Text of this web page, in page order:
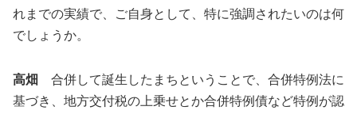
れまでの実績で、ご自身として、特に強調されたいのは何
でしょうか。
高畑
合併して誕生したまちということで、合併特例法に
基づき、地方交付税の上乗せとか合併特例債など特例が認